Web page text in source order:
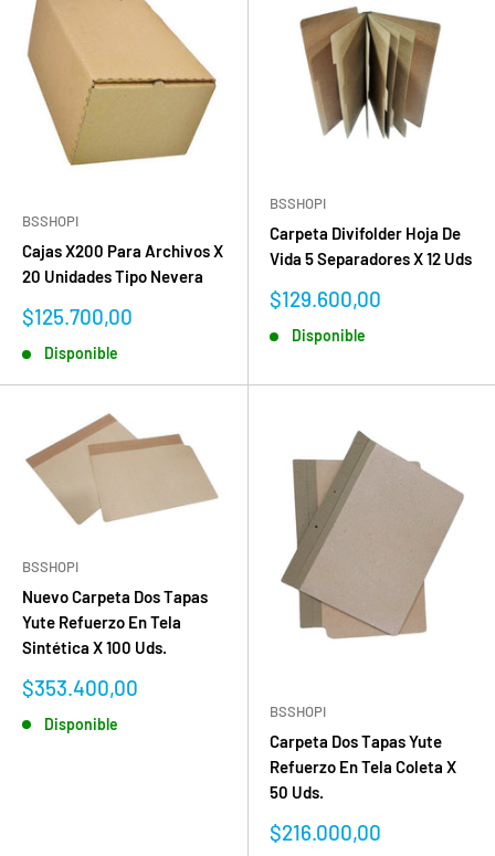
BSSHOPI
Cajas X200 Para Archivos X
20 Unidades Tipo Nevera
Precio
venta
$125.700,00
Disponible
BSSHOPI
Carpeta Divifolder Hoja De
Vida 5 Separadores X 12 Uds
Precio
venta
$129.600,00
Disponible
BSSHOPI
Nuevo Carpeta Dos Tapas
Yute Refuerzo En Tela
Sintética X 100 Uds.
Precio
venta
$353.400,00
Disponible
BSSHOPI
Carpeta Dos Tapas Yute
Refuerzo En Tela Coleta X
50 Uds.
Precio
$216.000,00